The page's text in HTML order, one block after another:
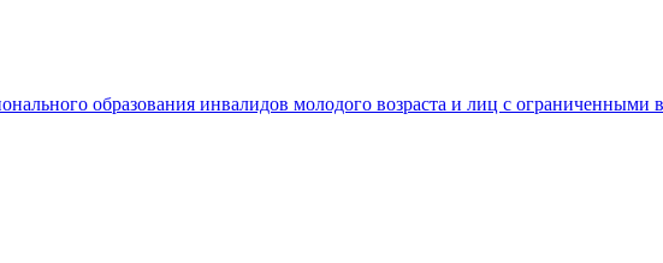
образования инвалидов молодого возраста и лиц с ограниченными